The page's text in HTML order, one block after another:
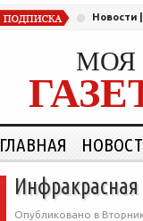
Новости
МОЯ
ГЛАВНАЯ
Инфракрасная
Опубликовано в